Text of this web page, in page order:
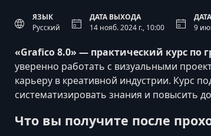
ЯЗЫК
Русский
ДАТА ВЫХОДА
14 нояб. 2024 г., 10:00
9
«Grafico 8.0» — практический курс по
уверенно работать с визуальными
карьеру в креативной индустрии. Курс
систематизировать знания и повысить
Что вы получите после